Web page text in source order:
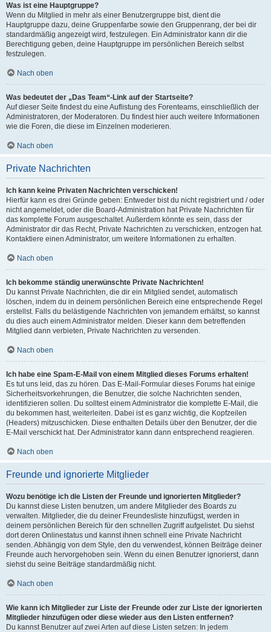
Was ist eine Hauptgruppe?
Wenn du Mitglied in mehr als einer Benutzergruppe bist, dient die
Hauptgruppe dazu, deine Gruppenfarbe sowie den Gruppenrang, der bei dir
standardmäßig angezeigt wird, festzulegen. Ein Administrator kann dir die
Berechtigung geben, deine Hauptgruppe im persönlichen Bereich selbst
festzulegen.
Nach oben
Was bedeutet der „Das Team“-Link auf der Startseite?
Auf dieser Seite findest du eine Auflistung des Forenteams, einschließlich der
Administratoren, der Moderatoren. Du findest hier auch weitere Informationen
wie die Foren, die diese im Einzelnen moderieren.
Nach oben
Private Nachrichten
Ich kann keine Privaten Nachrichten verschicken!
Hierfür kann es drei Gründe geben: Entweder bist du nicht registriert und / oder
nicht angemeldet, oder die Board-Administration hat Private Nachrichten für
das komplette Forum ausgeschaltet. Außerdem könnte es sein, dass der
Administrator dir das Recht, Private Nachrichten zu verschicken, entzogen hat.
Kontaktiere einen Administrator, um weitere Informationen zu erhalten.
Nach oben
Ich bekomme ständig unerwünschte Private Nachrichten!
Du kannst Private Nachrichten, die dir ein Mitglied sendet, automatisch
löschen, indem du in deinem persönlichen Bereich eine entsprechende Regel
erstellst. Falls du belästigende Nachrichten von jemandem erhältst, so kannst
du dies auch einem Administrator melden. Dieser kann dem betreffenden
Mitglied dann verbieten, Private Nachrichten zu versenden.
Nach oben
Ich habe eine Spam-E-Mail von einem Mitglied dieses Forums erhalten!
Es tut uns leid, das zu hören. Das E-Mail-Formular dieses Forums hat einige
Sicherheitsvorkehrungen, die Benutzer, die solche Nachrichten senden,
identifizieren sollen. Du solltest einem Administrator die komplette E-Mail, die
du bekommen hast, weiterleiten. Dabei ist es ganz wichtig, die Kopfzeilen
(Headers) mitzuschicken. Diese enthalten Details über den Benutzer, der die
E-Mail verschickt hat. Der Administrator kann dann entsprechend reagieren.
Nach oben
Freunde und ignorierte Mitglieder
Wozu benötige ich die Listen der Freunde und ignorierten Mitglieder?
Du kannst diese Listen benutzen, um andere Mitglieder des Boards zu
verwalten. Mitglieder, die du deiner Freundesliste hinzufügst, werden in
deinem persönlichen Bereich für den schnellen Zugriff aufgelistet. Du siehst
dort deren Onlinestatus und kannst ihnen schnell eine Private Nachricht
senden. Abhängig von dem Style, den du verwendest, können Beiträge deiner
Freunde auch hervorgehoben sein. Wenn du einen Benutzer ignorierst, dann
siehst du seine Beiträge standardmäßig nicht.
Nach oben
Wie kann ich Mitglieder zur Liste der Freunde oder zur Liste der ignorierten
Mitglieder hinzufügen oder diese wieder aus den Listen entfernen?
Du kannst Benutzer auf zwei Arten auf diese Listen setzen: In jedem